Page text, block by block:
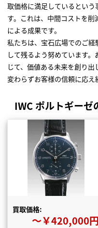
取価格に満足しているとい
す。これは、中間コストを
による成果です。
私たちは、宝石広場でのご
して残るよう努めています
じて、価値ある未来を創り
変わらずお客様の信頼に応え
IWC ポルトギーゼ
買取価格:
〜￥420,000円